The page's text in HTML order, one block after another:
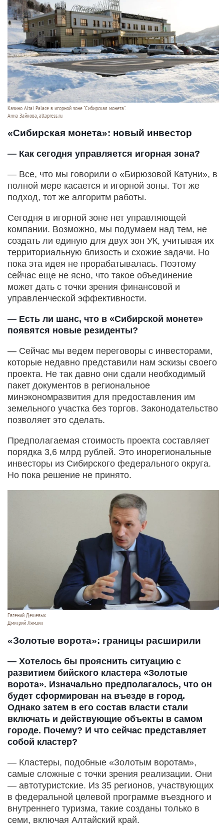
Казино Altai Palace в игорной зоне "Сибирская монета".
Анна Зайкова, altapress.ru
«Сибирская монета»: новый инвестор
— Как сегодня управляется игорная зона?
— Все, что мы говорили о «Бирюзовой Катуни», в
полной мере касается и игорной зоны. Тот же
подход, тот же алгоритм работы.
Сегодня в игорной зоне нет управляющей
компании. Возможно, мы подумаем над тем, не
создать ли единую для двух зон УК, учитывая их
территориальную близость и схожие задачи. Но
пока эта идея не прорабатывалась. Поэтому
сейчас еще не ясно, что такое объединение
может дать с точки зрения финансовой и
управленческой эффективности.
— Есть ли шанс, что в «Сибирской монете»
появятся новые резиденты?
— Сейчас мы ведем переговоры с инвесторами,
которые недавно представили нам эскизы своего
проекта. Не так давно они сдали необходимый
пакет документов в региональное
минэкономразвития для предоставления им
земельного участка без торгов. Законодательство
позволяет это сделать.
Предполагаемая стоимость проекта составляет
порядка 3,6 млрд рублей. Это инорегиональные
инвесторы из Сибирского федерального округа.
Но пока решение не принято.
Евгений Дешевых
Дмитрий Лямзин
«Золотые ворота»: границы расширили
— Хотелось бы прояснить ситуацию с
развитием бийского кластера «Золотые
ворота». Изначально предполагалось, что он
будет сформирован на въезде в город.
Однако затем в его состав власти стали
включать и действующие объекты в самом
городе. Почему? И что сейчас представляет
собой кластер?
— Кластеры, подобные «Золотым воротам»,
самые сложные с точки зрения реализации. Они
— автотуристские. Из 35 регионов, участвующих
в федеральной целевой программе въездного и
внутреннего туризма, такие созданы только в
семи, включая Алтайский край.